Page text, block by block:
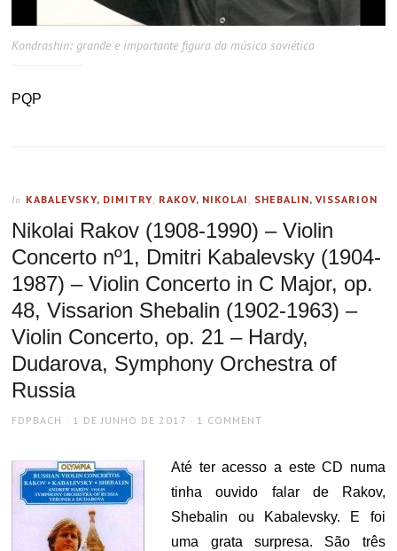
Kondrashin: grande e importante figura da música soviética
PQP
In KABALEVSKY, DIMITRY, RAKOV, NIKOLAI , SHEBALIN, VISSARION
Nikolai Rakov (1908-1990) – Violin
Concerto nº1, Dmitri Kabalevsky (1904-
1987) – Violin Concerto in C Major, op.
48, Vissarion Shebalin (1902-1963) –
Violin Concerto, op. 21 – Hardy,
Dudarova, Symphony Orchestra of
Russia
AUTHOR
FDPBACH
POSTED
1 DE JUNHO DE 2017 1 COMMENT
Até ter acesso a este CD numa
tinha ouvido falar de Rakov,
Shebalin ou Kabalevsky. E foi
uma grata surpresa. São três